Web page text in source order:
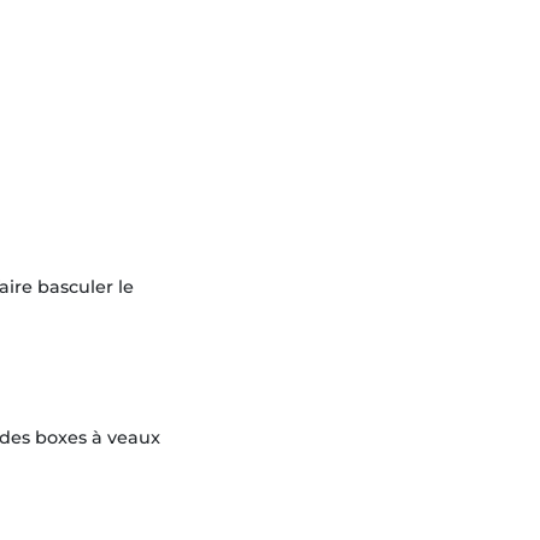
basculer le
boxes à veaux